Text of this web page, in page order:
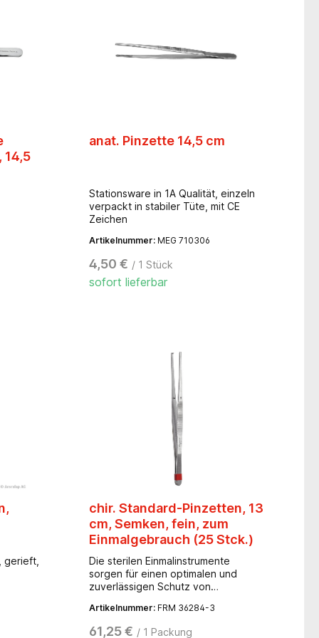
und
zu
des
sind
und
14,5
anat. Pinzette 14,5 cm
Stationsware in 1A Qualität, einzeln
verpackt in stabiler Tüte, mit CE
Zeichen
Artikelnummer: MEG 710306
4,50 € / 1 Stück
sofort lieferbar
gerieft,
chir. Standard-Pinzetten, 13
cm, Semken, fein, zum
Einmalgebrauch (25 Stck.)
Die sterilen Einmalinstrumente
sorgen für einen optimalen und
zuverlässigen Schutz von
und kostenaufwendige Prozess der
Aufbereitung entfällt. Eine klare
Artikelnummer: FRM 36284-3
61,25 € / 1 Packung